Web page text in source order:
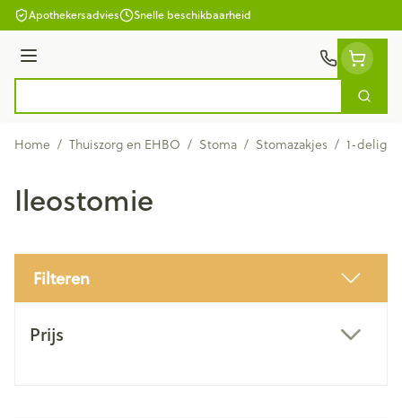
Ga naar de inhoud
Apothekersadvies Snelle beschikbaarheid
Menu
Zoek
Home / Thuiszorg en EHBO / Stoma / Stomazakjes / 1-delig
Ileostomie
Filteren
Prijs